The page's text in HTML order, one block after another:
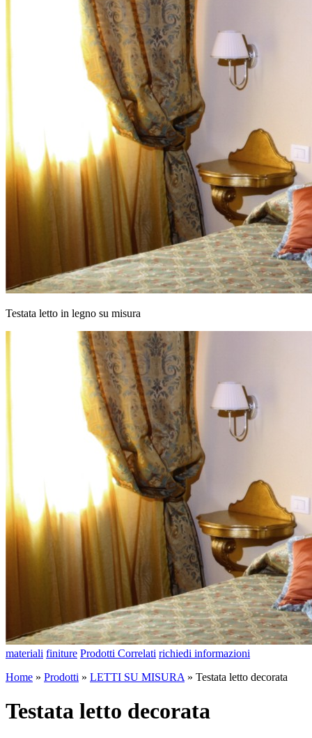
Testata letto in legno su misura
materiali finiture Prodotti Correlati richiedi informazioni
Home » Prodotti » LETTI SU MISURA » Testata letto decorata
Testata letto decorata